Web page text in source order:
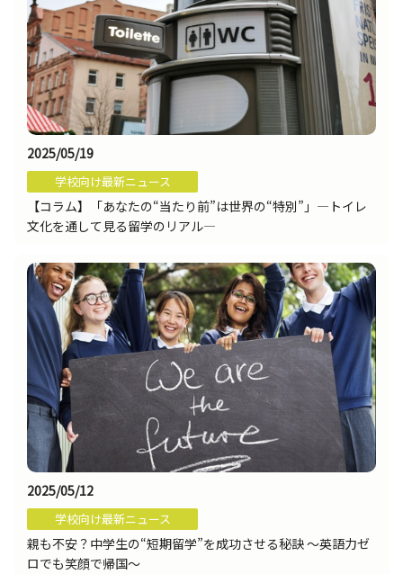
2025/05/19
学校向け最新ニュース
【コラム】「あなたの“当たり前”は世界の“特別”」―トイレ
文化を通して見る留学のリアル―
2025/05/12
学校向け最新ニュース
親も不安？中学生の“短期留学”を成功させる秘訣 〜英語力ゼ
ロでも笑顔で帰国〜